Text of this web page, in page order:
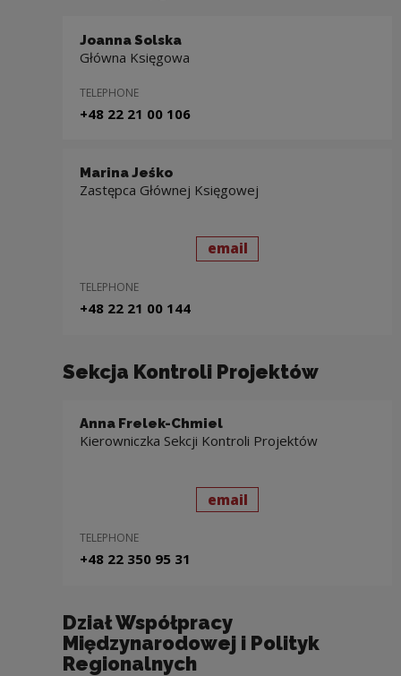
Joanna Solska
Główna Księgowa
TELEPHONE
+48 22 21 00 106
Marina Jeśko
Zastępca Głównej Księgowej
send
emailto: Marina Jeśko
TELEPHONE
+48 22 21 00 144
Sekcja Kontroli Projektów
Anna Frelek-Chmiel
Kierowniczka Sekcji Kontroli Projektów
send
emailto: Anna Frelek-Chmiel
TELEPHONE
+48 22 350 95 31
Dział Współpracy
Międzynarodowej i Polityk
Regionalnych